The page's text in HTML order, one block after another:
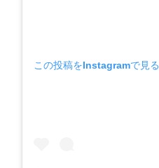
この投稿をInstagramで見る